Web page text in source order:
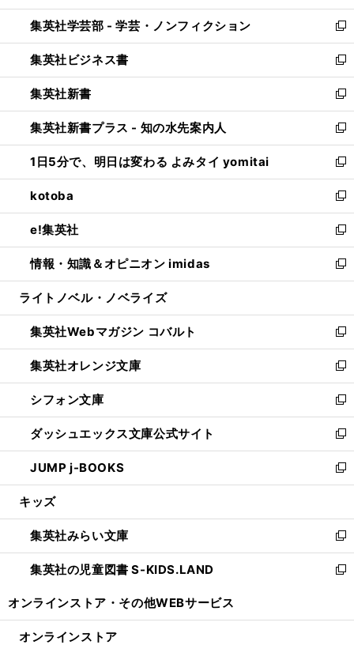
開
く
ウ
で
開
く
ン
ド
ウ
で
開
く
ウ
ィ
ン
ド
ウ
で
開
く
集英社学芸部 - 学芸・ノンフィクション
新
し
い
ウ
ィ
ン
ド
ウ
で
開
く
集英社ビジネス書
新
し
い
ウ
ィ
ン
ド
ウ
で
開
く
集英社新書
新
し
い
ウ
ィ
ン
ド
ウ
で
開
く
集英社新書プラス - 知の水先案内人
新
し
い
ウ
ィ
ン
ド
ウ
で
開
1日5分で、明日は変わる よみタイ yomitai
新
し
い
ウ
ィ
ン
ド
ウ
開
く
kotoba
新
し
い
ウ
ィ
ン
ウ
で
開
く
e!集英社
新
し
い
ウ
ン
ド
ウ
で
開
く
情報・知識＆オピニオン imidas
新
し
ウ
ィ
ン
ド
ウ
で
開
く
ライトノベル・ノベライズ
集英社Webマガジン コバルト
新
し
い
ウ
ィ
ン
ド
ウ
で
開
集英社オレンジ文庫
新
し
い
ウ
ィ
ン
ド
ウ
開
く
シフォン文庫
新
し
い
ウ
ィ
ン
ウ
で
開
く
ダッシュエックス文庫公式サイト
新
し
い
ウ
ン
ド
ウ
で
JUMP j-BOOKS
新
し
ウ
ィ
ン
ド
開
キッズ
集英社みらい文庫
新
し
い
ン
集英社の児童図書 S-KIDS.LAND
新
ウ
オンラインストア・ その他WEBサービス
オンラインストア